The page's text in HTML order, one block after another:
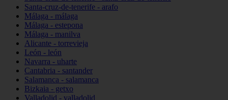
Santa-cruz-de-tenerife - arafo
Málaga - málaga
Málaga - estepona
Málaga - manilva
Alicante - torrevieja
León - león
Navarra - uharte
Cantabria - santander
Salamanca - salamanca
Bizkaia - getxo
Valladolid - valladolid